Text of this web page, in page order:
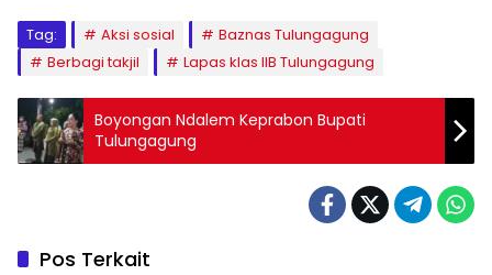
Tag: Aksi sosial
Baznas Tulungagung
Berbagi takjil
Lapas klas IIB Tulungagung
Boyongan Ndalem Keprabon Bupati
Tulungagung
Pos Terkait